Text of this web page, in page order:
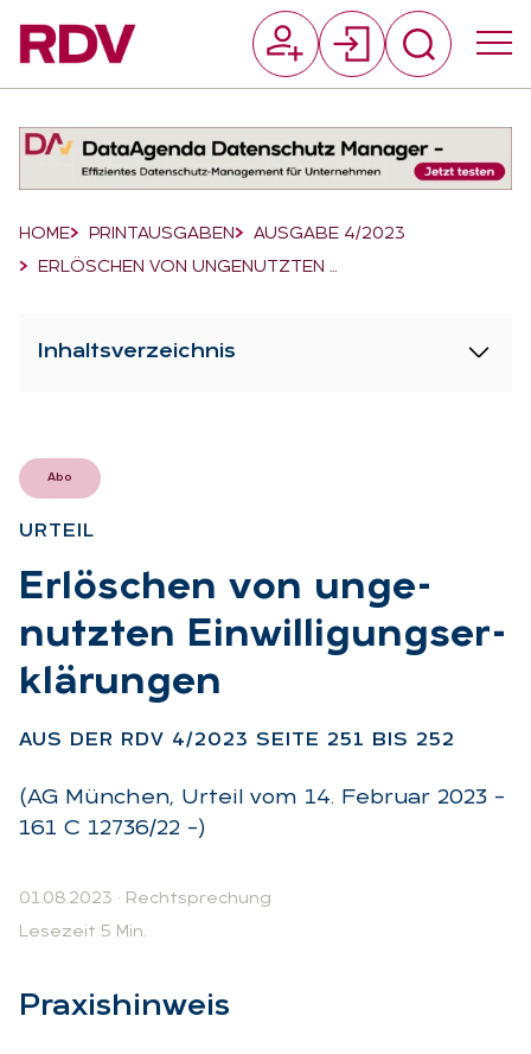
Breadcrumb-Navigation
HOME PRINTAUSGABEN
AUSGABE 4/2023
ERLÖSCHEN VON UNGENUTZTEN …
Inhaltsverzeichnis
Abo
UR­TEIL
:
Er­lö­schen von un­ge­
nutz­ten Ein­wil­li­gungs­er­
klä­run­gen
AUS DER RDV 4/2023 SEI­TE 251 BIS 252
(AG München, Urteil vom 14. Februar 2023 –
161 C 12736/22 –)
01.08.2023 · Rechtsprechung
Lesezeit 5 Min.
Pra­xis­hin­weis